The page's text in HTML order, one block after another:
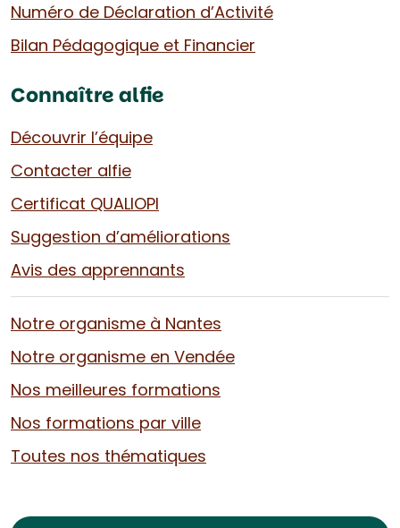
Numéro de Déclaration d’Activité
Bilan Pédagogique et Financier
Connaître alfie
Découvrir l’équipe
Contacter alfie
Certificat QUALIOPI
Suggestion d’améliorations
Avis des apprennants
Notre organisme à Nantes
Notre organisme en Vendée
Nos meilleures formations
Nos formations par ville
Toutes nos thématiques